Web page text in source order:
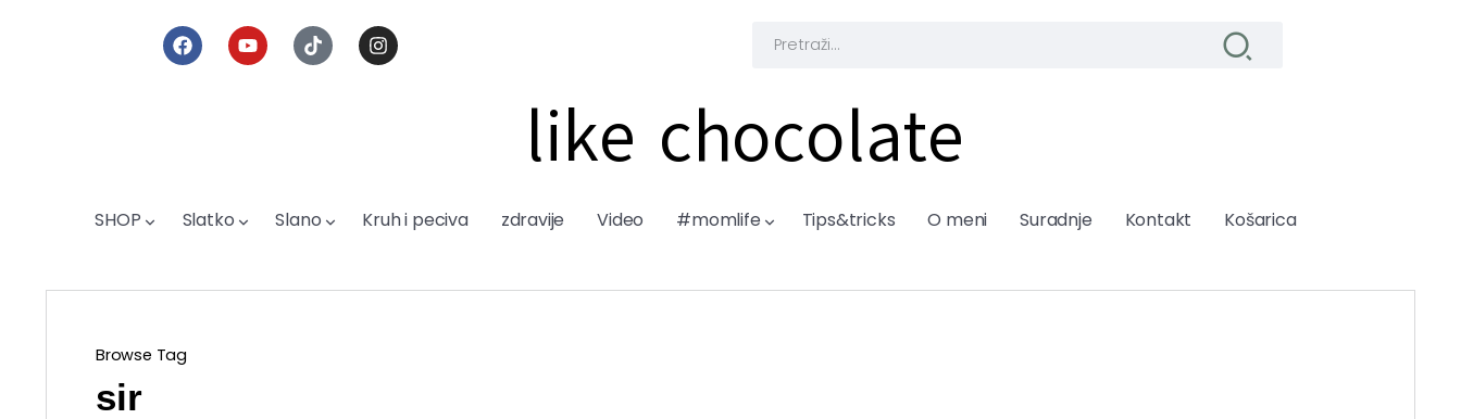
like chocolate
SHOP Slatko Slano Kruh i peciva zdravije Video #momlife Tips&tricks O meni Suradnje Kontakt Košarica
Browse Tag
sir